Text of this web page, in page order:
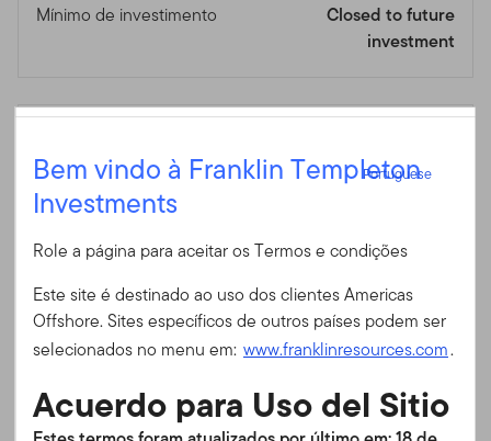
Entrar
ID do usuário
Senha
Mínimo de investimento
Closed to future
investment
Periodicidade da Distribuição
Daily
Distribution Amount
Payable Date 01/07/2026
Comissão Máxima de
0,00%
Bem vindo à Franklin Templeton
Investments
Portuguese
Role a página para aceitar os Termos e condições
Este site é destinado ao uso dos clientes Americas
Offshore. Sites específicos de outros países podem ser
selecionados no menu em: www.franklinresources.com.
Acuerdo para Uso del Sitio